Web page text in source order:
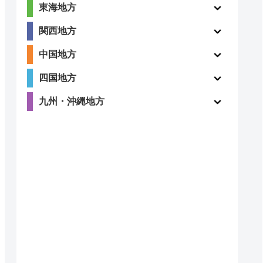
東海地方
関西地方
中国地方
四国地方
九州・沖縄地方